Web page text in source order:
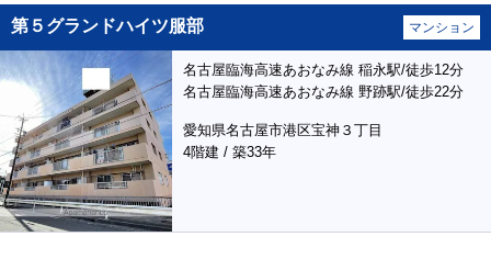
第５グランドハイツ服部 マンション
名古屋臨海高速あおなみ線 稲永駅/徒歩12分
名古屋臨海高速あおなみ線 野跡駅/徒歩22分
愛知県名古屋市港区宝神３丁目
4階建 / 築33年